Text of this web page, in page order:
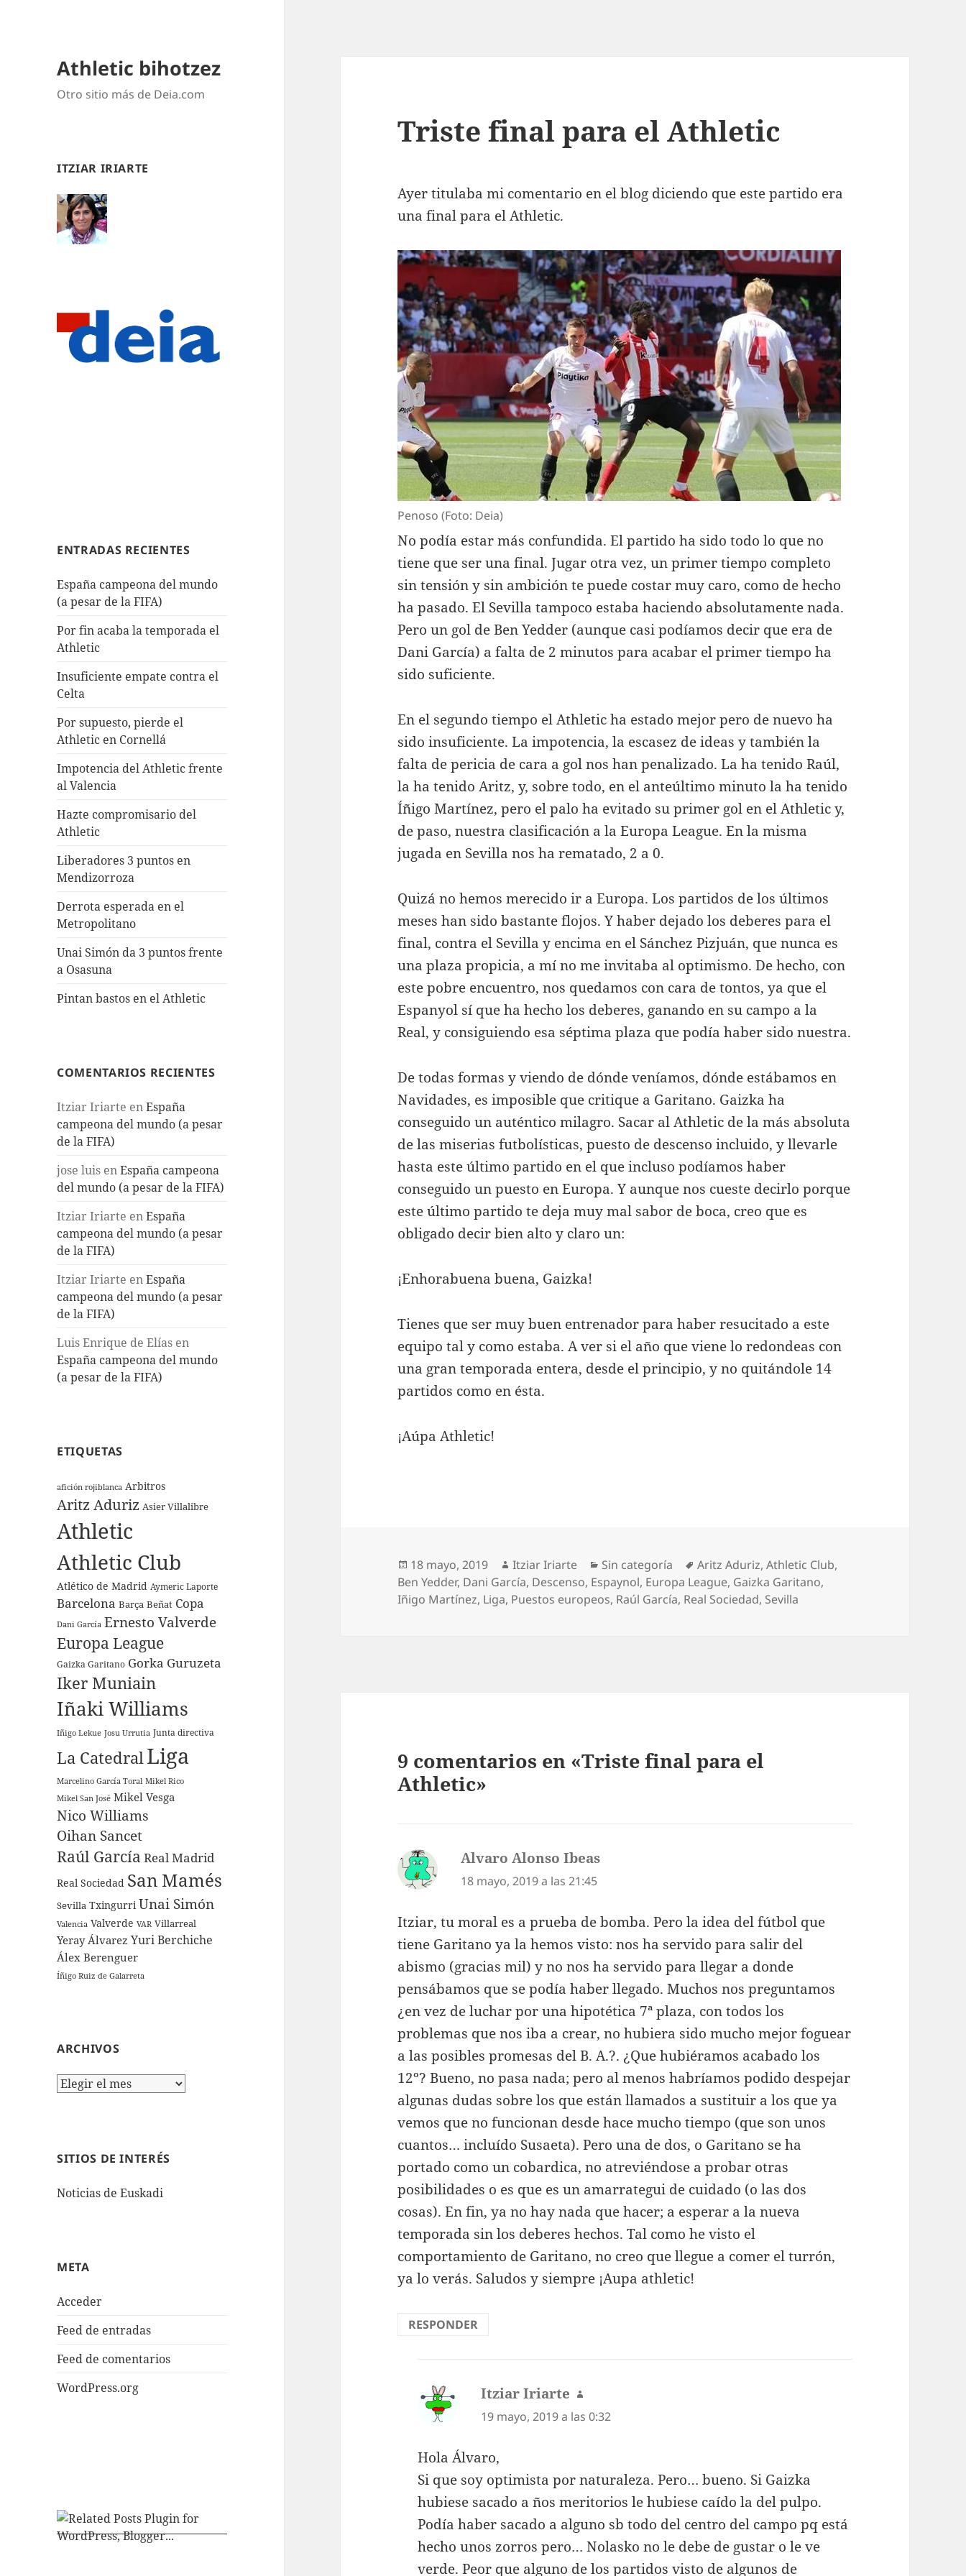
Athletic bihotzez
Otro sitio más de Deia.com
ITZIAR IRIARTE
ENTRADAS RECIENTES
España campeona del mundo
(a pesar de la FIFA)
Por fin acaba la temporada el
Athletic
Insuficiente empate contra el
Celta
Por supuesto, pierde el
Athletic en Cornellá
Impotencia del Athletic frente
al Valencia
Hazte compromisario del
Athletic
Liberadores 3 puntos en
Mendizorroza
Derrota esperada en el
Metropolitano
Unai Simón da 3 puntos frente
a Osasuna
Pintan bastos en el Athletic
COMENTARIOS RECIENTES
Itziar Iriarte enEspaña
campeona del mundo (a pesar
de la FIFA)
jose luis enEspaña campeona
del mundo (a pesar de la FIFA)
Itziar Iriarte enEspaña
campeona del mundo (a pesar
de la FIFA)
Itziar Iriarte enEspaña
campeona del mundo (a pesar
de la FIFA)
Luis Enrique de Elías en
España campeona del mundo
(a pesar de la FIFA)
ETIQUETAS
afición rojiblanca Arbitros
Aritz Aduriz Asier Villalibre
Athletic
Athletic Club
Atlético de Madrid Aymeric Laporte
Barcelona Barça Beñat Copa
Dani García Ernesto Valverde
Europa League
Gaizka Garitano Gorka Guruzeta
Iker Muniain
Iñaki Williams
Iñigo Lekue Josu Urrutia Junta directiva
La CatedralLiga
Marcelino García Toral Mikel Rico
Mikel San José Mikel Vesga
Nico Williams
Oihan Sancet
Raúl García Real Madrid
Real Sociedad San Mamés
Sevilla Txingurri Unai Simón
Valencia Valverde VAR Villarreal
Yeray Álvarez Yuri Berchiche
Álex Berenguer
Íñigo Ruiz de Galarreta
ARCHIVOS
Archivos
SITIOS DE INTERÉS
Noticias de Euskadi
META
Acceder
Feed de entradas
Feed de comentarios
WordPress.org
Triste final para el Athletic
Ayer titulaba mi comentario en el blog diciendo que este partido era
una final para el Athletic.
Penoso (Foto: Deia)
No podía estar más confundida. El partido ha sido todo lo que no
tiene que ser una final. Jugar otra vez, un primer tiempo completo
sin tensión y sin ambición te puede costar muy caro, como de hecho
ha pasado. El Sevilla tampoco estaba haciendo absolutamente nada.
Pero un gol de Ben Yedder (aunque casi podíamos decir que era de
Dani García) a falta de 2 minutos para acabar el primer tiempo ha
sido suficiente.
En el segundo tiempo el Athletic ha estado mejor pero de nuevo ha
sido insuficiente. La impotencia, la escasez de ideas y también la
falta de pericia de cara a gol nos han penalizado. La ha tenido Raúl,
la ha tenido Aritz, y, sobre todo, en el anteúltimo minuto la ha tenido
Íñigo Martínez, pero el palo ha evitado su primer gol en el Athletic y,
de paso, nuestra clasificación a la Europa League. En la misma
jugada en Sevilla nos ha rematado, 2 a 0.
Quizá no hemos merecido ir a Europa. Los partidos de los últimos
meses han sido bastante flojos. Y haber dejado los deberes para el
final, contra el Sevilla y encima en el Sánchez Pizjuán, que nunca es
una plaza propicia, a mí no me invitaba al optimismo. De hecho, con
este pobre encuentro, nos quedamos con cara de tontos, ya que el
Espanyol sí que ha hecho los deberes, ganando en su campo a la
Real, y consiguiendo esa séptima plaza que podía haber sido nuestra.
De todas formas y viendo de dónde veníamos, dónde estábamos en
Navidades, es imposible que critique a Garitano. Gaizka ha
conseguido un auténtico milagro. Sacar al Athletic de la más absoluta
de las miserias futbolísticas, puesto de descenso incluido, y llevarle
hasta este último partido en el que incluso podíamos haber
conseguido un puesto en Europa. Y aunque nos cueste decirlo porque
este último partido te deja muy mal sabor de boca, creo que es
obligado decir bien alto y claro un:
¡Enhorabuena buena, Gaizka!
Tienes que ser muy buen entrenador para haber resucitado a este
equipo tal y como estaba. A ver si el año que viene lo redondeas con
una gran temporada entera, desde el principio, y no quitándole 14
partidos como en ésta.
¡Aúpa Athletic!
Publicado
el
18 mayo, 2019 Autor
Itziar Iriarte Categorías
Sin categoría Etiquetas
Aritz Aduriz,Athletic Club,
Ben Yedder, Dani García, Descenso, Espaynol, Europa League, Gaizka Garitano,
Iñigo Martínez, Liga, Puestos europeos, Raúl García, Real Sociedad, Sevilla
9 comentarios en «Triste final para el
Athletic»
Alvaro Alonso Ibeas
18 mayo, 2019 a las 21:45
Itziar, tu moral es a prueba de bomba. Pero la idea del fútbol que
tiene Garitano ya la hemos visto: nos ha servido para salir del
abismo (gracias mil) y no nos ha servido para llegar a donde
pensábamos que se podía haber llegado. Muchos nos preguntamos
¿en vez de luchar por una hipotética 7ª plaza, con todos los
problemas que nos iba a crear, no hubiera sido mucho mejor foguear
a las posibles promesas del B. A.?. ¿Que hubiéramos acabado los
12º? Bueno, no pasa nada; pero al menos habríamos podido despejar
algunas dudas sobre los que están llamados a sustituir a los que ya
vemos que no funcionan desde hace mucho tiempo (que son unos
cuantos… incluído Susaeta). Pero una de dos, o Garitano se ha
portado como un cobardica, no atreviéndose a probar otras
posibilidades o es que es un amarrategui de cuidado (o las dos
cosas). En fin, ya no hay nada que hacer; a esperar a la nueva
temporada sin los deberes hechos. Tal como he visto el
comportamiento de Garitano, no creo que llegue a comer el turrón,
ya lo verás. Saludos y siempre ¡Aupa athletic!
RESPONDER
Itziar Iriarte dice:
19 mayo, 2019 a las 0:32
Hola Álvaro,
Si que soy optimista por naturaleza. Pero… bueno. Si Gaizka
hubiese sacado a ños meritorios le hubiese caído la del pulpo.
Podía haber sacado a alguno sb todo del centro del campo pq está
hecho unos zorros pero… Nolasko no le debe de gustar o le ve
verde. Peor que alguno de los partidos visto de algunos de